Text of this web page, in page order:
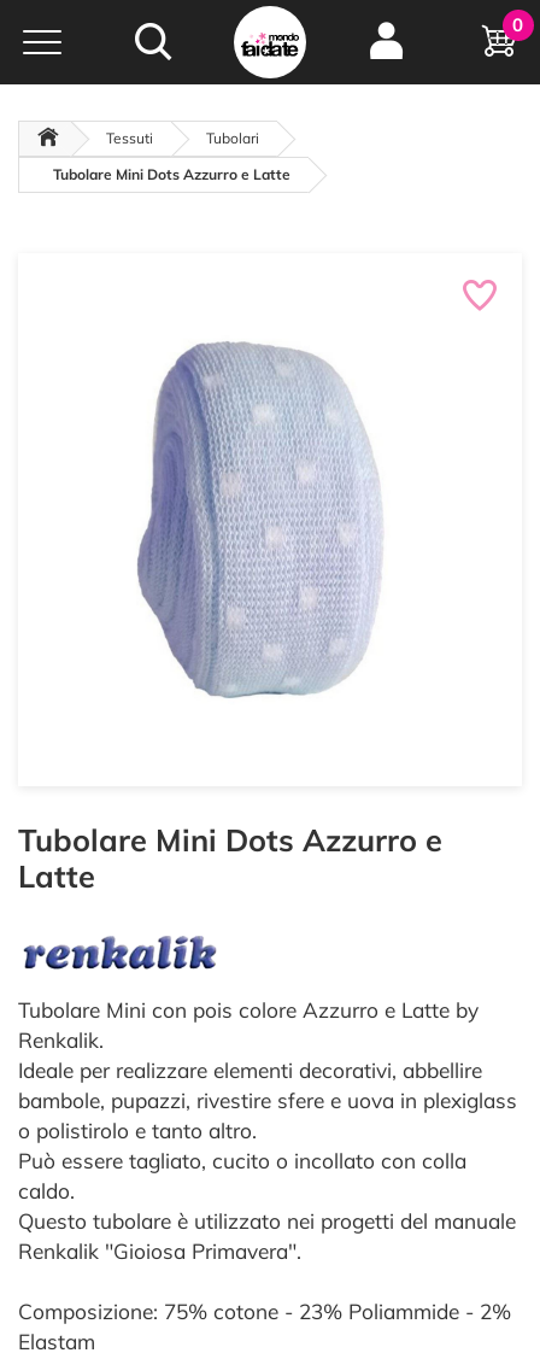
Hobby e
creatività...
0
Tessuti
Tubolari
Tubolare Mini Dots Azzurro e Latte
Tubolare Mini Dots Azzurro e
Latte
Tubolare Mini con pois colore Azzurro e Latte by
Renkalik.
Ideale per realizzare elementi decorativi, abbellire
bambole, pupazzi, rivestire sfere e uova in plexiglass
o polistirolo e tanto altro.
Può essere tagliato, cucito o incollato con colla
caldo.
Questo tubolare è utilizzato nei progetti del manuale
Renkalik "Gioiosa Primavera".
Composizione: 75% cotone - 23% Poliammide - 2%
Elastam